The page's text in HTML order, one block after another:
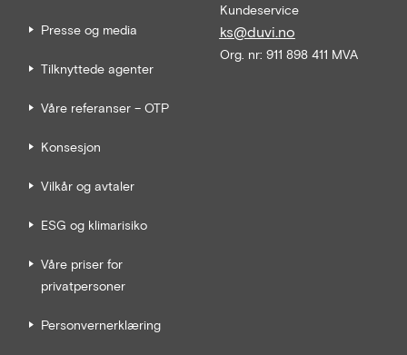
Presse og media
Tilknyttede agenter
Våre referanser – OTP
Konsesjon
Vilkår og avtaler
ESG og klimarisiko
Våre priser for
privatpersoner
Personvernerklæring
Kundeservice
ks@duvi.no
Org. nr: 911 898 411 MVA